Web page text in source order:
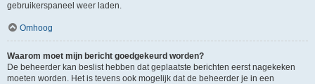
gebruikerspaneel weer laden.
Omhoog
Waarom moet mijn bericht goedgekeurd worden?
De beheerder kan beslist hebben dat geplaatste berichten eerst nagekeken
moeten worden. Het is tevens ook mogelijk dat de beheerder je in een